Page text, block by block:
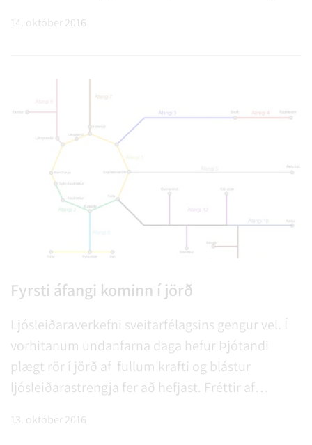
kjósa litfegursta lambið. Happdrætti þar sem. . .
14. október 2016
Fyrsti áfangi kominn í jörð
Ljósleiðaraverkefni sveitarfélagsins gengur vel. Í
vorhitanum undanfarna daga hefur Þjótandi
plægt rör í jörð af fullum krafti og blástur
ljósleiðarastrengja fer að hefjast. Fréttir af
13. október 2016